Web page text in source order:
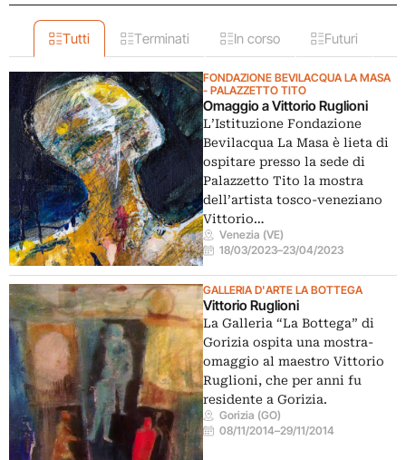
Tutti Terminati In corso Futuri
FONDAZIONE BEVILACQUA LA MASA
- PALAZZETTO TITO
Omaggio a Vittorio Ruglioni
L’Istituzione Fondazione
Bevilacqua La Masa è lieta di
ospitare presso la sede di
Palazzetto Tito la mostra
dell’artista tosco-veneziano
Vittorio…
Venezia (VE)
18/03/2023–23/04/2023
GALLERIA D'ARTE LA BOTTEGA
Vittorio Ruglioni
La Galleria “La Bottega” di
Gorizia ospita una mostra-
omaggio al maestro Vittorio
Ruglioni, che per anni fu
residente a Gorizia.
Gorizia (GO)
08/11/2014–29/11/2014